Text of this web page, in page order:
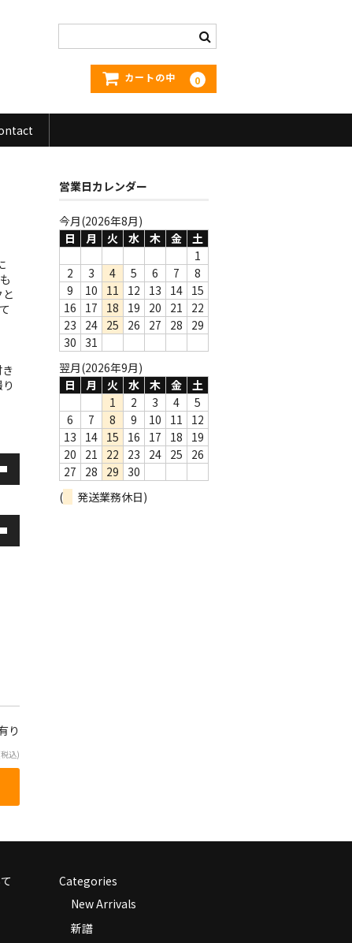
カートの中 0
り
込)
営業日カレンダー
今月(2026年8月)
日
月 火 水 木 金
土
1
2
3 4 5 6 7
8
9
10 11 12 13 14 15
16
17 18 19 20 21
22
23
24 25 26 27 28
29
30
31
翌月(2026年9月)
日
月 火 水 木 金
土
1
2 3 4
5
6
7 8 9 10 11
12
13
14 15 16 17 18
19
20
21 22 23 24 25
26
27
28 29
30
(
発送業務休日)
Categories
New Arrivals
新譜